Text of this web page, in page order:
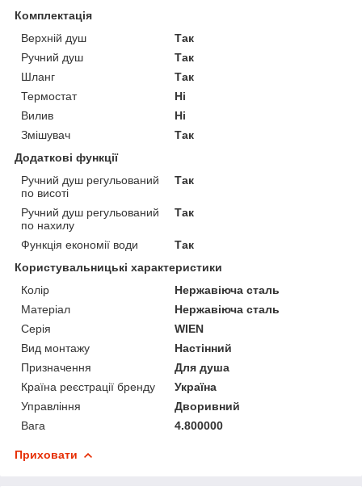
Комплектація
Верхній душ
Так
Ручний душ
Так
Шланг
Так
Термостат
Ні
Вилив
Ні
Змішувач
Так
Додаткові функції
Ручний душ регульований
по висоті
Так
Ручний душ регульований
по нахилу
Так
Функція економії води
Так
Користувальницькі характеристики
Колір
Нержавіюча сталь
Матеріал
Нержавіюча сталь
Серія
WIEN
Вид монтажу
Настінний
Призначення
Для душа
Країна реєстрації бренду
Україна
Управління
Дворивний
Вага
4.800000
Приховати